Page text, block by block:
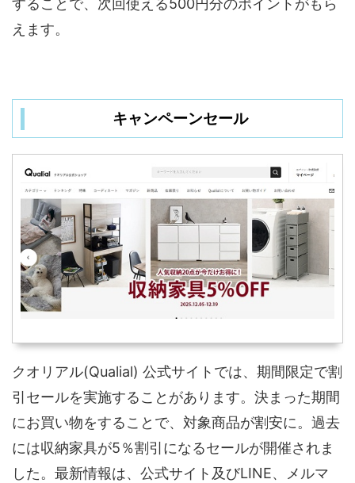
することで、次回使える500円分のポイントがもら
えます。
キャンペーンセール
クオリアル(Qualial) 公式サイトでは、期間限定で割
引セールを実施することがあります。決まった期間
にお買い物をすることで、対象商品が割安に。過去
には収納家具が5％割引になるセールが開催されま
した。最新情報は、公式サイト及びLINE、メルマ